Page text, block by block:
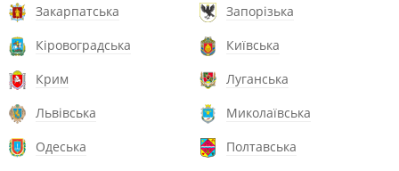
Закарпатська
Запорізька
Кіровоградська
Київська
Крим
Луганська
Львівська
Миколаївська
Одеська
Полтавська